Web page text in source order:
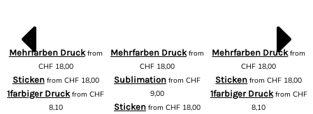
Mehrfarben Druckfrom
CHF18,00
Stickenfrom CHF18,00
1farbiger DruckfromCHF
8,10
Mehrfarben Druckfrom
CHF18,00
Sublimationfrom CHF
9,00
Stickenfrom CHF18,00
Mehrfarben Druckfrom
CHF 18,00
Sticken fromCHF 18,00
1farbiger Druckfrom CHF
8,10